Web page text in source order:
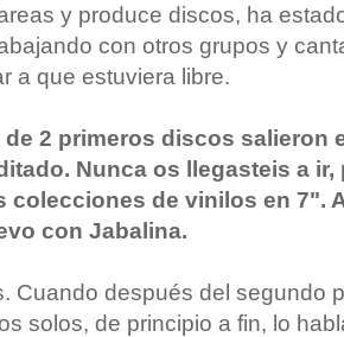
y produce discos, ha
con otros grupos y
a que estuviera libre.
de 2 primeros discos salieron
Nunca os llegasteis a
colecciones de vinilos en 7".
con Jabalina.
Cuando después del segundo
solos, de principio a fin, lo